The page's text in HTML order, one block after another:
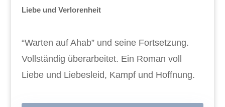
Liebe und Verlorenheit
“Warten auf Ahab” und seine Fortsetzung.
Vollständig überarbeitet. Ein Roman voll
Liebe und Liebesleid, Kampf und Hoffnung.